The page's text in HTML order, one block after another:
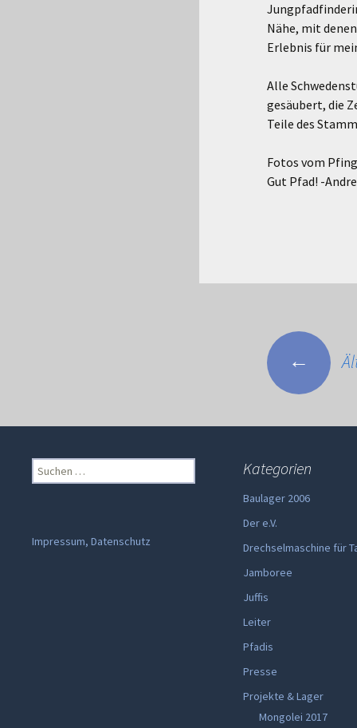
Nähe, mit
Erlebnis für
Alle
gesäubert, die
Teile des
Fotos vom
Gut Pfad! -
←
Suchen
nach:
Kategorien
Baulager 2006
Der e.V.
Drechselmaschine für
Jamboree
Juffis
Leiter
Pfadis
Presse
Projekte & Lager
Mongolei 2017
Impressum, Datenschutz